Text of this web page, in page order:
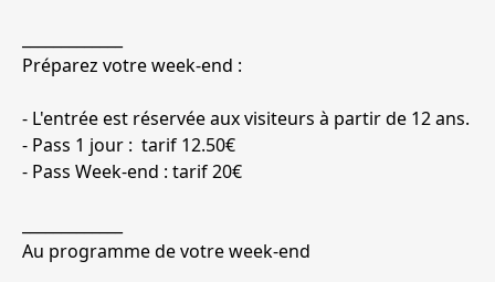
Préparez votre week-end :
- L'entrée est réservée aux visiteurs à partir de 12 ans.
- Pass 1 jour : tarif 12.50€
- Pass Week-end : tarif 20€
Au programme de votre week-end